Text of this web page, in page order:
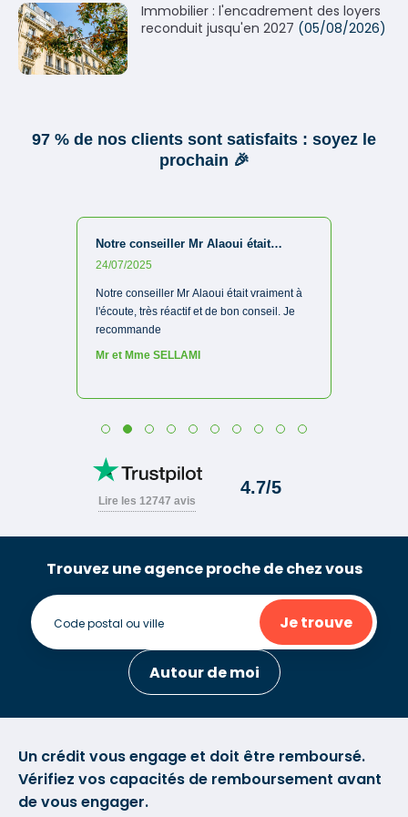
Immobilier : l'encadrement des loyers
reconduit jusqu'en 2027 (05/08/2026)
Trouvez une agence proche de chez vous
Je trouve
Autour de moi
Un crédit vous engage et doit être remboursé.
Vérifiez vos capacités de remboursement avant
de vous engager.